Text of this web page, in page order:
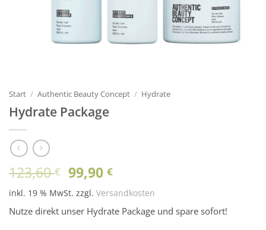
Start / Authentic Beauty Concept / Hydrate
Hydrate Package
123,60€ Ursprünglicher
Preis
war:
123,60 €
99,90 €Aktueller
Preis
ist:
99,90 €.
inkl. 19 % MwSt. zzgl. Versandkosten
Nutze direkt unser Hydrate Package und spare sofort!